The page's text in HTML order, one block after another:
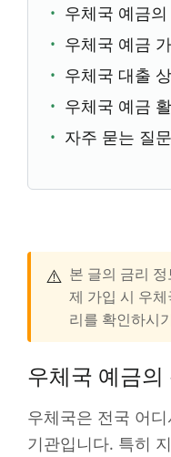
우체국 예금의
우체국 예금
우체국 대출
우체국 예금
자주 묻는 질
⚠️ 본 글의 금리
제 가입 시 우
리를 확인하시
우체국 예금
우체국은 전국 어
기관입니다. 특히